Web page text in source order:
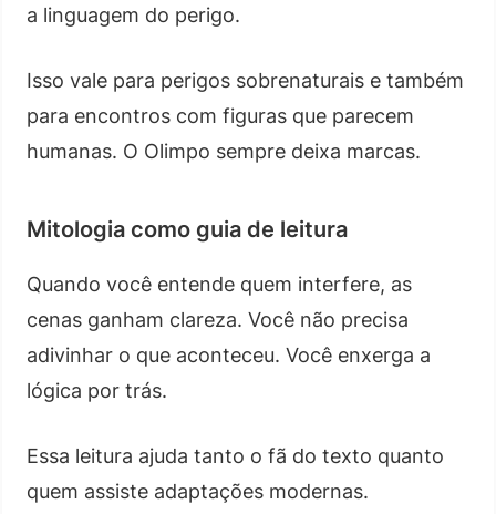
a linguagem do perigo.
Isso vale para perigos sobrenaturais e também
para encontros com figuras que parecem
humanas. O Olimpo sempre deixa marcas.
Mitologia como guia de leitura
Quando você entende quem interfere, as
cenas ganham clareza. Você não precisa
adivinhar o que aconteceu. Você enxerga a
lógica por trás.
Essa leitura ajuda tanto o fã do texto quanto
quem assiste adaptações modernas.